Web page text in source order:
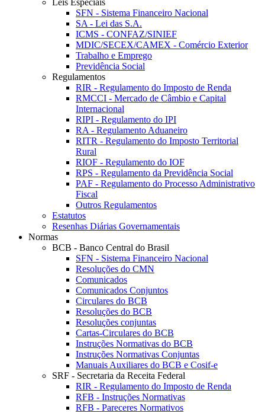
Leis Especiais
SFN - Sistema Financeiro Nacional
SA - Lei das S.A.
ICMS - CONFAZ/SINIEF
MDIC/SECEX/CAMEX - Comércio Exterior
Trabalho e Emprego
Previdência Social
Regulamentos
RIR - Regulamento do Imposto de Renda
RMCCI - Mercado de Câmbio e Capital
Internacional
RIPI - Regulamento do IPI
RA - Regulamento Aduaneiro
RITR - Regulamento do Imposto Territorial
Rural
RIOF - Regulamento do IOF
RPS - Regulamento da Previdência Social
PAF - Regulamento do Processo Administrativo
Fiscal
Outros Regulamentos
Estatutos
Resenhas Diárias Governamentais
Normas
BCB - Banco Central do Brasil
SFN - Sistema Financeiro Nacional
Resoluções do CMN
Comunicados
Comunicados Conjuntos
Circulares do BCB
Resoluções do BCB
Resoluções conjuntas
Cartas-Circulares do BCB
Instruções Normativas do BCB
Instruções Normativas Conjuntas
Manuais Auxiliares do BCB e Cosif-e
SRF - Secretaria da Receita Federal
RIR - Regulamento do Imposto de Renda
RFB - Instruções Normativas
RFB - Pareceres Normativos